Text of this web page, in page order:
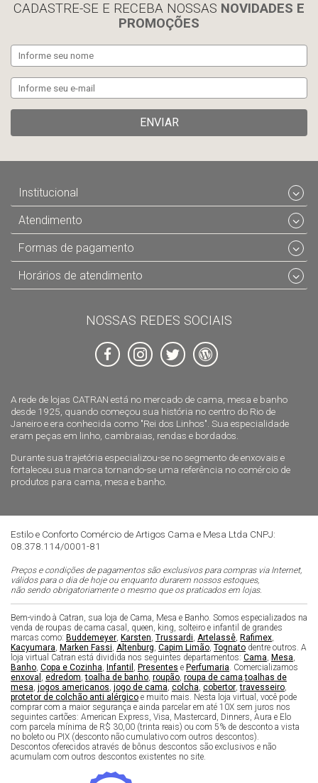
CADASTRE-SE E RECEBA NOSSAS NOVIDADES E
PROMOÇÕES
ENVIAR
A rede de lojas CATRAN está no mercado de cama, mesa e banho
desde 1925, quando começou sua história no centro do Rio de
Janeiro e era conhecida como "Rei dos Linhos". Sua especialidade
eram peças em linho, cambraias, rendas e bordados.
Durante sua trajetória especializou-se no segmento de enxovais e
fortaleceu sua marca tornando-se uma referência no comércio de
produtos para cama, mesa e banho.
Institucional
Atendimento
Formas de pagamento
Horários de atendimento
NOSSAS REDES SOCIAIS
Estilo e Conforto Comércio de Artigos Cama e Mesa Ltda CNPJ:
08.378.114/0001-81
Preços e condições de pagamentos são exclusivos para compras via Internet,
válidos para o dia de hoje ou enquanto durarem nossos estoques,
não sendo obrigatoriamente o mesmo que os praticados em lojas.
Bem-vindo à Catran, sua loja de Cama, Mesa e Banho. Somos especializados na
venda de roupas de cama casal, queen, king, solteiro e infantil de grandes
marcas como: Buddemeyer Karsten Trussardi Artelassê Rafimex
Kacyumara Marken Fassi Altenburg Capim Limão Tognato dentre outros. A
loja virtual Catran está dividida nos seguintes departamentos: Cama Mesa
Banho Copa e Cozinha Infantil Presentes e Perfumaria . Comercializamos
enxoval
edredom ,toalha de banho roupão roupa de cama ,toalhas de
mesa jogos americanos jogo de cama colcha cobertor ,travesseiro
protetor de colchão anti alérgico e muito mais. Nesta loja virtual, você pode
comprar com a maior segurança e ainda parcelar em até 10X sem juros nos
seguintes cartões: American Express, Visa, Mastercard, Dinners, Aura e Elo
com parcela mínima de R$ 30,00 (trinta reais) ou com 5% de desconto a vista
no boleto ou PIX (desconto não cumulativo com outros descontos).
Descontos oferecidos através de bônus descontos são exclusivos e não
acumulam com outros descontos existentes no site.